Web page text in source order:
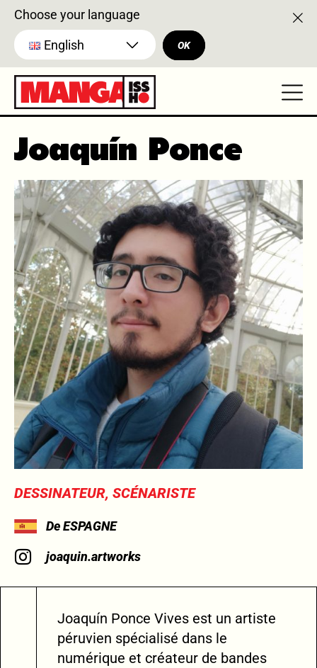
Choose your language
English OK
Joaquín Ponce
DESSINATEUR, SCÉNARISTE
De ESPAGNE
joaquin.artworks
Joaquín Ponce Vives est un artiste
péruvien spécialisé dans le
numérique et créateur de bandes